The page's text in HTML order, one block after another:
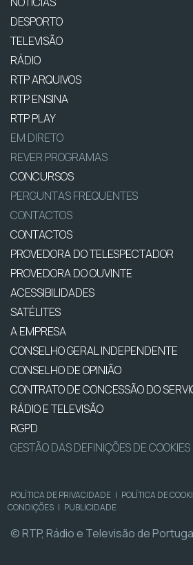
DESPORTO
TELEVISÃO
RÁDIO
RTP ARQUIVOS
RTP ENSINA
RTP PLAY
EM DIRETO
REVER PROGRAMAS
CONCURSOS
PERGUNTAS FREQUENTES
CONTACTOS
CONTACTOS
PROVEDORA DO TELESPECTADOR
PROVEDORA DO OUVINTE
ACESSIBILIDADES
SATÉLITES
A EMPRESA
CONSELHO GERAL INDEPENDENTE
CONSELHO DE OPINIÃO
CONTRATO DE CONCESSÃO DO
RÁDIO E TELEVISÃO
RGPD
GESTÃO DAS DEFINIÇÕES DE COOKIES
POLÍTICA DE PRIVACIDADE | POLÍTICA DE
CONDIÇÕES | PUBLICIDADE
© RTP, Rádio e Televisão de